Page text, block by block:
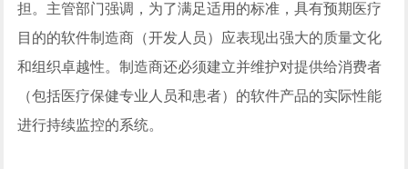
担。主管部门强调，为了满足适用的标准，具有预期医疗
目的的软件制造商（开发人员）应表现出强大的质量文化
和组织卓越性。制造商还必须建立并维护对提供给消费者
（包括医疗保健专业人员和患者）的软件产品的实际性能
进行持续监控的系统。